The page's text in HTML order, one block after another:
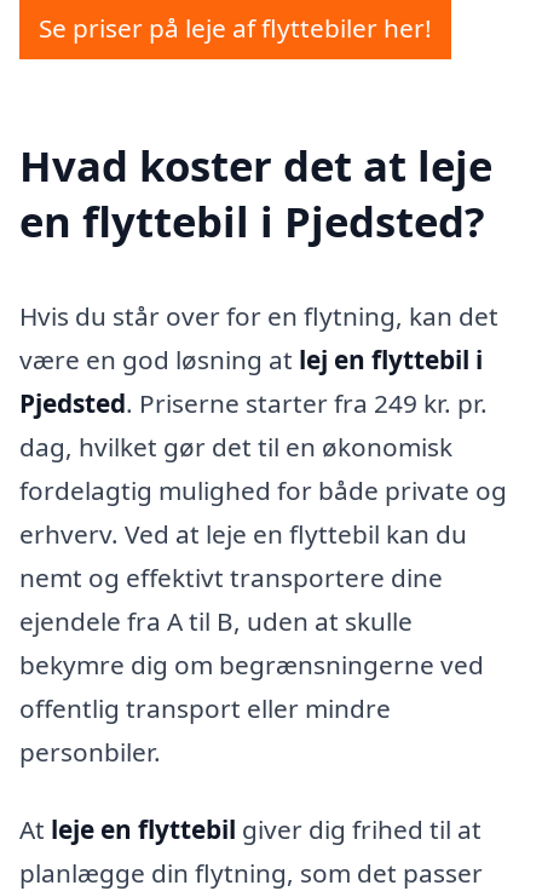
Se priser på leje af flyttebiler her!
Hvad koster det at leje
en flyttebil i Pjedsted?
Hvis du står over for en flytning, kan det
være en god løsning at lej en flyttebil i
Pjedsted. Priserne starter fra 249 kr. pr.
dag, hvilket gør det til en økonomisk
fordelagtig mulighed for både private og
erhverv. Ved at leje en flyttebil kan du
nemt og effektivt transportere dine
ejendele fra A til B, uden at skulle
bekymre dig om begrænsningerne ved
offentlig transport eller mindre
personbiler.
At leje en flyttebil giver dig frihed til at
planlægge din flytning, som det passer